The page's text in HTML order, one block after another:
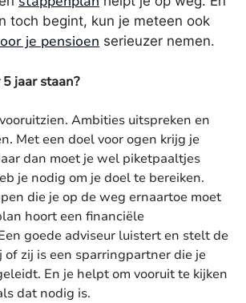
toch begint, kun je meteen ook
je pensioen serieuzer nemen.
jaar staan?
Ambities uitspreken en
Met een doel voor ogen krijg je
dan moet je wel piketpaaltjes
je nodig om je doel te bereiken.
die je op de weg ernaartoe moet
hoort een financiële
goede adviseur luistert en stelt de
of zij is een sparringpartner die je
En je helpt om vooruit te kijken
dat nodig is.